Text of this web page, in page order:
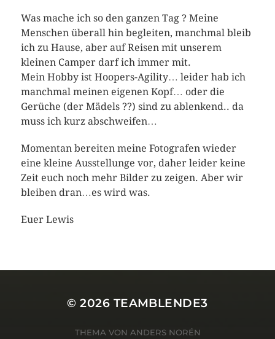
Was mache ich so den ganzen Tag ? Meine
Menschen überall hin begleiten, manchmal bleib
ich zu Hause, aber auf Reisen mit unserem
kleinen Camper darf ich immer mit.
Mein Hobby ist Hoopers-Agility… leider hab ich
manchmal meinen eigenen Kopf… oder die
Gerüche (der Mädels ??) sind zu ablenkend.. da
muss ich kurz abschweifen…
Momentan bereiten meine Fotografen wieder
eine kleine Ausstellunge vor, daher leider keine
Zeit euch noch mehr Bilder zu zeigen. Aber wir
bleiben dran…es wird was.
Euer Lewis
© 2026 TEAMBLENDE3
THEMA VON ANDERS NORÉN